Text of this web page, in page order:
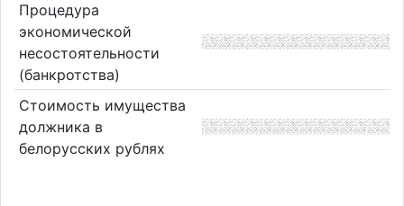
Процедура
экономической
несостоятельности
(банкротства)
Стоимость имущества
должника в
белорусских рублях